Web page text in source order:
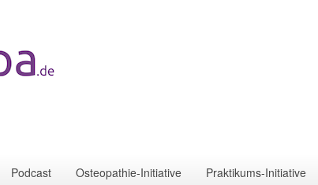
Podcast Osteopathie-Initiative Praktikums-Initiative